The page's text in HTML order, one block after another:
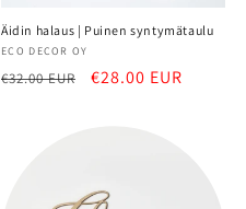
Äidin halaus | Puinen syntymätaulu
Myyjä:
ECO DECOR OY
Normaalihinta
€32.00 EUR Alennushinta
€28.00 EUR